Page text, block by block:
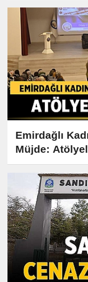
Emirdağlı
Müjde: